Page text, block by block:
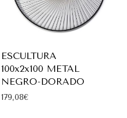
ESCULTURA
100x2x100 METAL
NEGRO-DORADO
179,08€